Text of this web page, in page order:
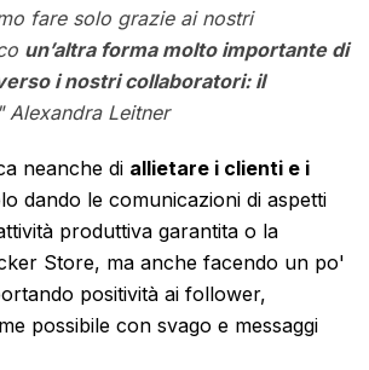
fare solo grazie ai nostri
un’altra forma molto importante di
i nostri collaboratori: il
Alexandra Leitner
neanche di allietare i clienti e i
dando le comunicazioni di aspetti
produttiva garantita o la
Store, ma anche facendo un po'
positività ai follower,
possibile con svago e messaggi